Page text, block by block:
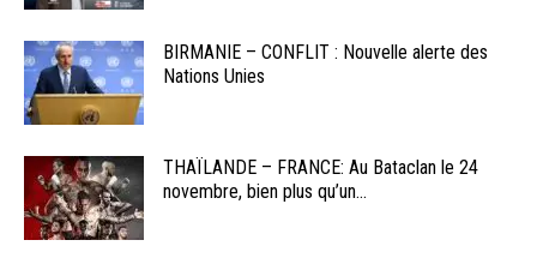
BIRMANIE – CONFLIT : Nouvelle alerte des
Nations Unies
THAÏLANDE – FRANCE: Au Bataclan le 24
novembre, bien plus qu’un...